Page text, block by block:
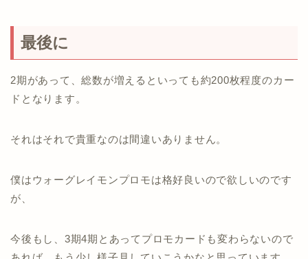
最後に
2期があって、総数が増えるといっても約200枚程度のカー
ドとなります。
それはそれで貴重なのは間違いありません。
僕はウォーグレイモンプロモは格好良いので欲しいのです
が、
今後もし、3期4期とあってプロモカードも変わらないので